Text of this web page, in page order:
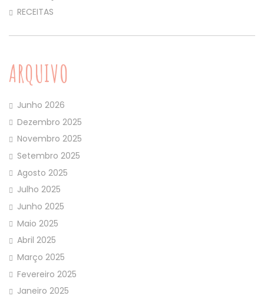
RECEITAS
ARQUIVO
Junho 2026
Dezembro 2025
Novembro 2025
Setembro 2025
Agosto 2025
Julho 2025
Junho 2025
Maio 2025
Abril 2025
Março 2025
Fevereiro 2025
Janeiro 2025